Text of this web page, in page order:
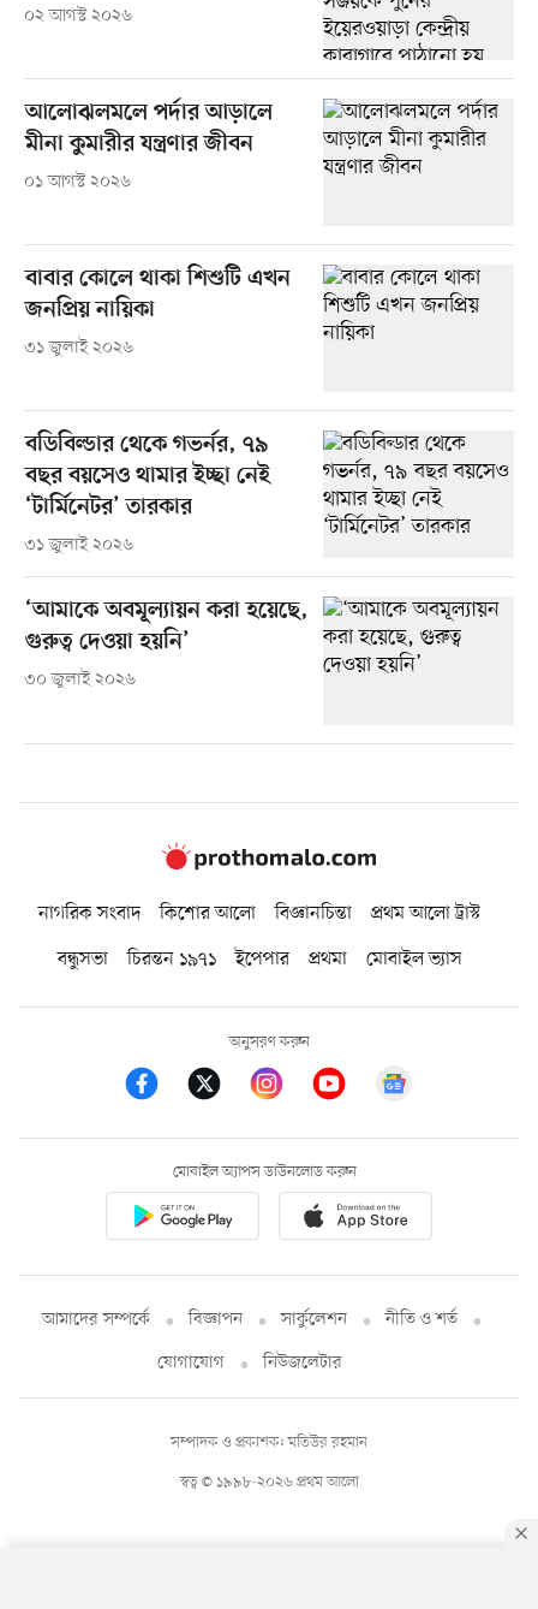
০২ আগস্ট ২০২৬
আলোঝলমলে পর্দার আড়ালে
মীনা কুমারীর যন্ত্রণার জীবন
০১ আগস্ট ২০২৬
বাবার কোলে থাকা শিশুটি এখন
জনপ্রিয় নায়িকা
৩১ জুলাই ২০২৬
বডিবিল্ডার থেকে গভর্নর, ৭৯
বছর বয়সেও থামার ইচ্ছা নেই
‘টার্মিনেটর’ তারকার
৩১ জুলাই ২০২৬
‘আমাকে অবমূল্যায়ন করা হয়েছে,
গুরুত্ব দেওয়া হয়নি’
৩০ জুলাই ২০২৬
নাগরিক সংবাদ কিশোর আলো বিজ্ঞানচিন্তা
প্রথম আলো ট্রাস্ট
বন্ধুসভা
চিরন্তন ১৯৭১ ইপেপার প্রথমা মোবাইল ভ্যাস
অনুসরণ করুন
মোবাইল অ্যাপস ডাউনলোড করুন
আমাদের সম্পর্কে বিজ্ঞাপন সার্কুলেশন
নীতি ও শর্ত
যোগাযোগ
নিউজলেটার
স্বত্ব © ১৯৯৮-২০২৬ প্রথম আলো
সম্পাদক ও প্রকাশক: মতিউর রহমান